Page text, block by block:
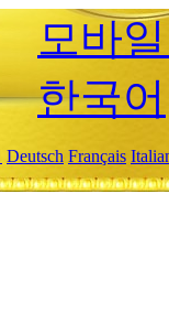
모바
한국어
Deutsch Français